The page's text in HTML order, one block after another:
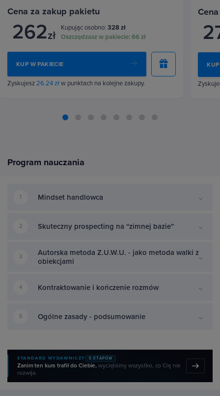
Cena za zakup pakietu
262zł
Kupując osobno: 328 zł
Oszczędzasz w pakiecie:66 zł
KUP W PAKIECIE
Zyskujesz26.24 złw punktach na kolejne zakupy.
Program nauczania
1 Mindset handlowca
2 Skuteczny prospecting na “zimnej bazie”
3
Autorska metoda Z.U.W.U. - jako metoda walki z
obiekcjami
4 Kontraktowanie i kończenie rozmów
5 Ogólne zasady - podsumowanie
STANDARD WYDAWNICZY 5 ETAPÓW
Zanim ten kurs trafił do Ciebie,wycięliśmy wszystko, co Cię nie
rozwija.